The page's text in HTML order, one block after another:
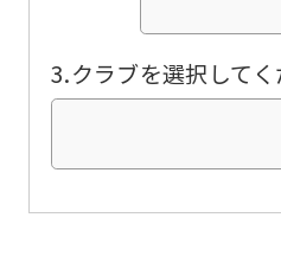
3.クラブを選択してく